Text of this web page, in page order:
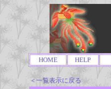
HOME HELP
＜一覧表示に戻る